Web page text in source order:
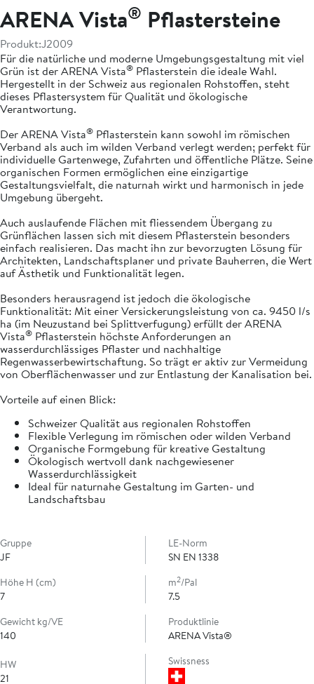
ARENA Vista® Pflastersteine
Produkt:J2009
Für die natürliche und moderne Umgebungsgestaltung mit viel
Grün ist der ARENA Vista® Pflasterstein die ideale Wahl.
Hergestellt in der Schweiz aus regionalen Rohstoffen, steht
dieses Pflastersystem für Qualität und ökologische
Verantwortung.
Der ARENA Vista® Pflasterstein kann sowohl im römischen
Verband als auch im wilden Verband verlegt werden; perfekt für
individuelle Gartenwege, Zufahrten und öffentliche Plätze. Seine
organischen Formen ermöglichen eine einzigartige
Gestaltungsvielfalt, die naturnah wirkt und harmonisch in jede
Umgebung übergeht.
Auch auslaufende Flächen mit fliessendem Übergang zu
Grünflächen lassen sich mit diesem Pflasterstein besonders
einfach realisieren. Das macht ihn zur bevorzugten Lösung für
Architekten, Landschaftsplaner und private Bauherren, die Wert
auf Ästhetik und Funktionalität legen.
Besonders herausragend ist jedoch die ökologische
Funktionalität: Mit einer Versickerungsleistung von ca. 9450 l/s
ha (im Neuzustand bei Splittverfugung) erfüllt der ARENA
Vista® Pflasterstein höchste Anforderungen an
wasserdurchlässiges Pflaster und nachhaltige
Regenwasserbewirtschaftung. So trägt er aktiv zur Vermeidung
von Oberflächenwasser und zur Entlastung der Kanalisation bei.
Vorteile auf einen Blick:
Schweizer Qualität aus regionalen Rohstoffen
Flexible Verlegung im römischen oder wilden Verband
Organische Formgebung für kreative Gestaltung
Ökologisch wertvoll dank nachgewiesener
Wasserdurchlässigkeit
Ideal für naturnahe Gestaltung im Garten- und
Landschaftsbau
Gruppe
JF
LE-Norm
SN EN 1338
Höhe H (cm)
7
m2/Pal
7.5
Gewicht kg/VE
140
Produktlinie
ARENA Vista®
HW
21
Swissness